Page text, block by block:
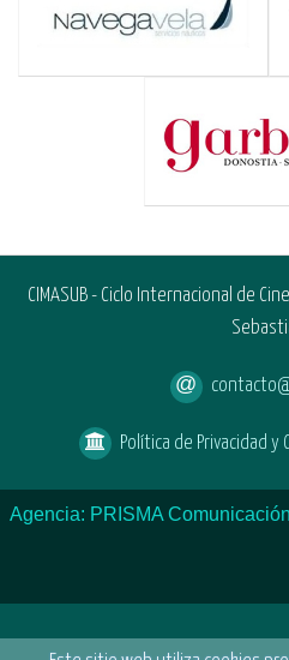
CIMASUB - Ciclo Internacional de
Política de Privacidad y
Agencia: PRISMA